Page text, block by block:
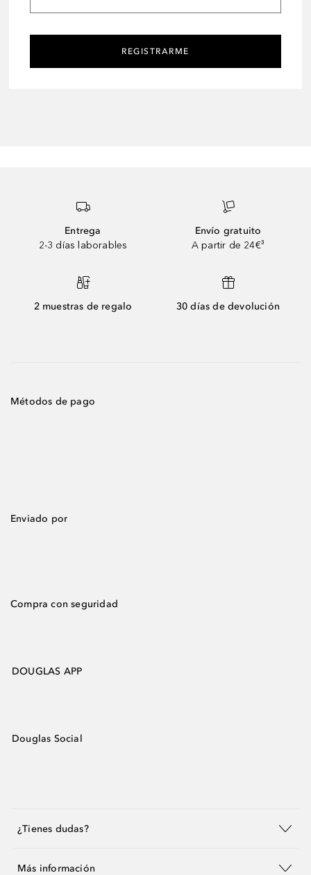
REGISTRARME
Entrega
2-3 días laborables
Envío gratuito
A partir de 24€³
2 muestras de regalo 30 días de devolución
Métodos de pago
Enviado por
Compra con seguridad
DOUGLAS APP
Douglas Social
¿Tienes dudas?
Más información